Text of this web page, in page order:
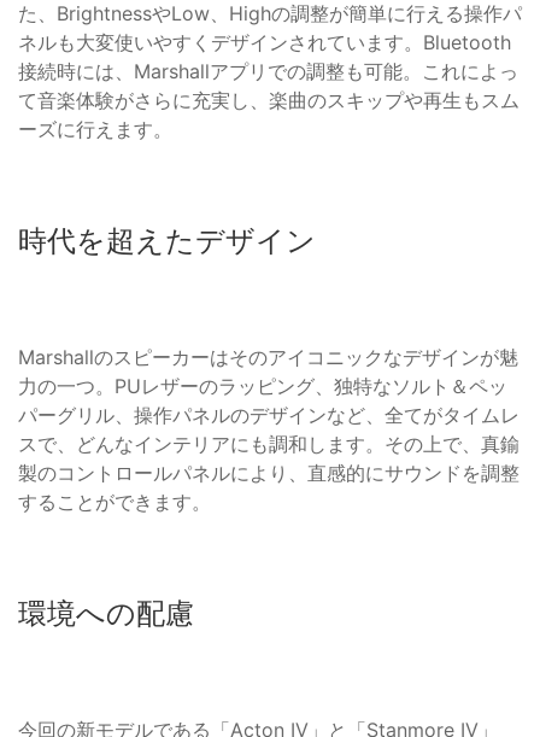
た、BrightnessやLow、Highの調整が簡単に行える操作パ
ネルも大変使いやすくデザインされています。Bluetooth
接続時には、Marshallアプリでの調整も可能。これによっ
て音楽体験がさらに充実し、楽曲のスキップや再生もスム
ーズに行えます。
時代を超えたデザイン
Marshallのスピーカーはそのアイコニックなデザインが魅
力の一つ。PUレザーのラッピング、独特なソルト＆ペッ
パーグリル、操作パネルのデザインなど、全てがタイムレ
スで、どんなインテリアにも調和します。その上で、真鍮
製のコントロールパネルにより、直感的にサウンドを調整
することができます。
環境への配慮
今回の新モデルである「Acton IV」と「Stanmore IV」